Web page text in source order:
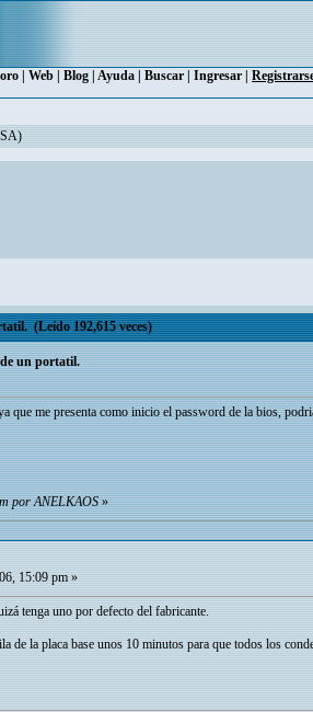
Web Blog Ayuda Buscar Ingresar
(Leído 192,615 veces)
un portatil.
que me presenta como inicio el password de la bios,
por ANELKAOS»
15:09 pm »
tenga uno por defecto del fabricante.
de la placa base unos 10 minutos para que todos los